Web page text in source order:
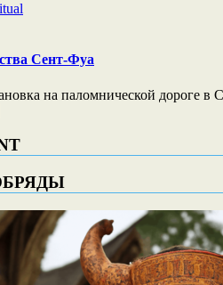
Сент-Фуа
на паломнической дороге